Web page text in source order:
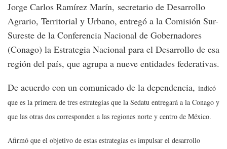
Jorge Carlos Ramírez Marín, secretario de Desarrollo
Agrario, Territorial y Urbano, entregó a la Comisión Sur-
Sureste de la Conferencia Nacional de Gobernadores
(Conago) la Estrategia Nacional para el Desarrollo de esa
región del país, que agrupa a nueve entidades federativas.
De acuerdo con un comunicado de la dependencia, indicó
que es la primera de tres estrategias que la Sedatu entregará a la Conago y
que las otras dos corresponden a las regiones norte y centro de México.
Afirmó que el objetivo de estas estrategias es impulsar el desarrollo